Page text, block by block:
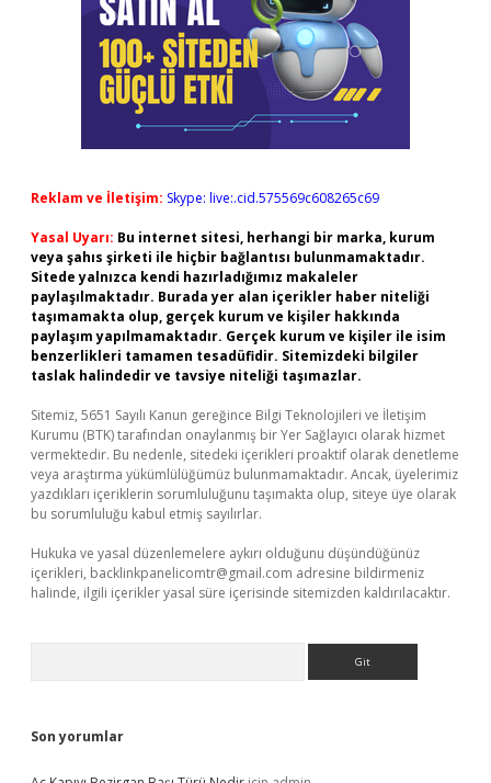
Reklam ve İletişim: Skype: live:.cid.575569c608265c69
Yasal Uyarı: Bu internet sitesi, herhangi bir marka, kurum
veya şahıs şirketi ile hiçbir bağlantısı bulunmamaktadır.
Sitede yalnızca kendi hazırladığımız makaleler
paylaşılmaktadır. Burada yer alan içerikler haber niteliği
taşımamakta olup, gerçek kurum ve kişiler hakkında
paylaşım yapılmamaktadır. Gerçek kurum ve kişiler ile isim
benzerlikleri tamamen tesadüfidir. Sitemizdeki bilgiler
taslak halindedir ve tavsiye niteliği taşımazlar.
Sitemiz, 5651 Sayılı Kanun gereğince Bilgi Teknolojileri ve İletişim
Kurumu (BTK) tarafından onaylanmış bir Yer Sağlayıcı olarak hizmet
vermektedir. Bu nedenle, sitedeki içerikleri proaktif olarak denetleme
veya araştırma yükümlülüğümüz bulunmamaktadır. Ancak, üyelerimiz
yazdıkları içeriklerin sorumluluğunu taşımakta olup, siteye üye olarak
bu sorumluluğu kabul etmiş sayılırlar.
Hukuka ve yasal düzenlemelere aykırı olduğunu düşündüğünüz
içerikleri, backlinkpanelicomtr@gmail.com adresine bildirmeniz
halinde, ilgili içerikler yasal süre içerisinde sitemizden kaldırılacaktır.
Son yorumlar